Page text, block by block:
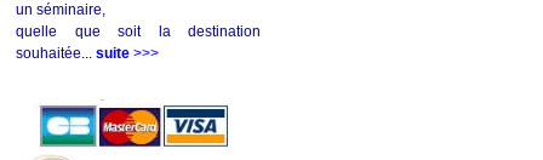
un séminaire,
quelle que soit la destination
souhaitée... suite >>>